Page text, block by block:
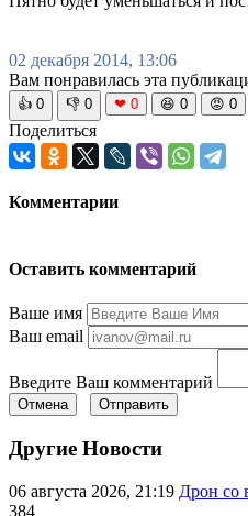
02 декабря 2014, 13:06
Вам понравилась эта
👍 0 👎 0 ❤ 0 😆 0 😡 0
Поделиться
Комментарии
Оставить комментарий
Ваше имя
Ваш email
Введите Ваш комментарий
Отмена Отправить
Другие Новости
06 августа 2026, 21:19 Дрон со
384